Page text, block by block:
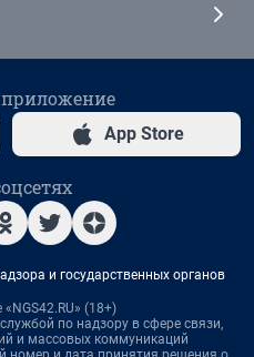
App Store
и государственных органов
(18+)
по надзору в сфере связи,
и массовых коммуникаций